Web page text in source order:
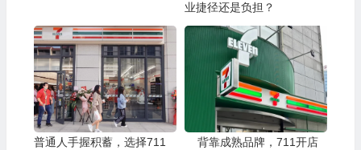
业捷径还是负担？
普通人手握积蓄，选择711
背靠成熟品牌，711开店